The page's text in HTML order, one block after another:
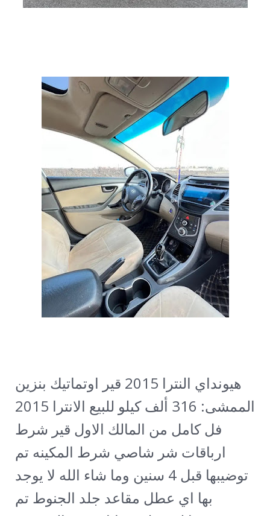
هيونداي النترا 2015 قير اوتماتيك بنزين
الممشى: 316 ألف كيلو
للبيع الانترا 2015
فل كامل من المالك الاول قير شرط
ارباقات شر شاصي شرط المكينه تم
توضيبها قبل 4 سنين وما شاء الله لا يوجد
بها اي عطل مقاعد جلد الجنوط تم